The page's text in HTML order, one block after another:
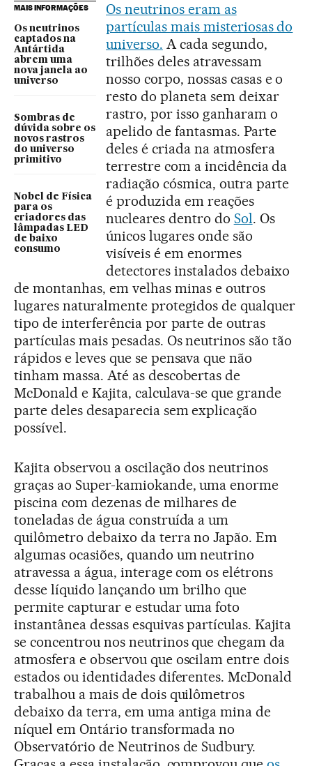
MAIS INFORMAÇÕES
Os neutrinos
captados na
Antártida
abrem uma
nova janela ao
universo
Sombras de
dúvida sobre os
novos rastros
do universo
primitivo
Nobel de Física
para os
criadores das
lâmpadas LED
de baixo
consumo
Os neutrinos eram as
partículas mais misteriosas do
universo. A cada segundo,
trilhões deles atravessam
nosso corpo, nossas casas e o
resto do planeta sem deixar
rastro, por isso ganharam o
apelido de fantasmas. Parte
deles é criada na atmosfera
terrestre com a incidência da
radiação cósmica, outra parte
é produzida em reações
nucleares dentro do Sol. Os
únicos lugares onde são
visíveis é em enormes
detectores instalados debaixo
de montanhas, em velhas minas e outros
lugares naturalmente protegidos de qualquer
tipo de interferência por parte de outras
partículas mais pesadas. Os neutrinos são tão
rápidos e leves que se pensava que não
tinham massa. Até as descobertas de
McDonald e Kajita, calculava-se que grande
parte deles desaparecia sem explicação
possível.
Kajita observou a oscilação dos neutrinos
graças ao Super-kamiokande, uma enorme
piscina com dezenas de milhares de
toneladas de água construída a um
quilômetro debaixo da terra no Japão. Em
algumas ocasiões, quando um neutrino
atravessa a água, interage com os elétrons
desse líquido lançando um brilho que
permite capturar e estudar uma foto
instantânea dessas esquivas partículas. Kajita
se concentrou nos neutrinos que chegam da
atmosfera e observou que oscilam entre dois
estados ou identidades diferentes. McDonald
trabalhou a mais de dois quilômetros
debaixo da terra, em uma antiga mina de
níquel em Ontário transformada no
Observatório de Neutrinos de Sudbury.